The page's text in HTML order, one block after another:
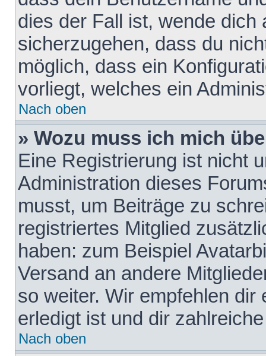
dies der Fall ist, wende dich
sicherzugehen, dass du
möglich, dass ein
vorliegt, welches ein
Nach oben
» Wozu muss ich mich
Eine Registrierung ist nicht
Administration dieses
musst, um Beiträge zu
registriertes Mitglied
haben: zum Beispiel
Versand an andere
so weiter. Wir empfehlen
erledigt ist und dir
Nach oben